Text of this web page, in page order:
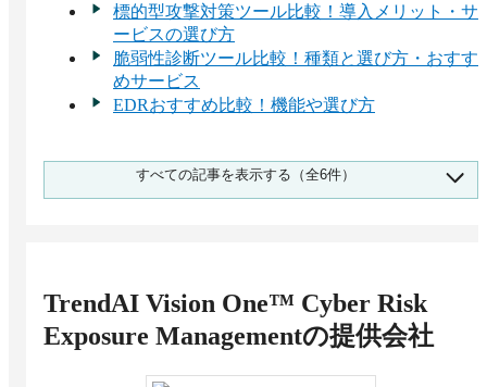
標的型攻撃対策ツール比較！導入メリット・サ
ービスの選び方
脆弱性診断ツール比較！種類と選び方・おすす
めサービス
EDRおすすめ比較！機能や選び方
おすすめのASMツール比較！料金やメリッ
ト・選び方のポイントなどを解説
すべての記事を表示する（全6件）
TrendAI Vision One™ Cyber Risk
Exposure Managementの提供会社